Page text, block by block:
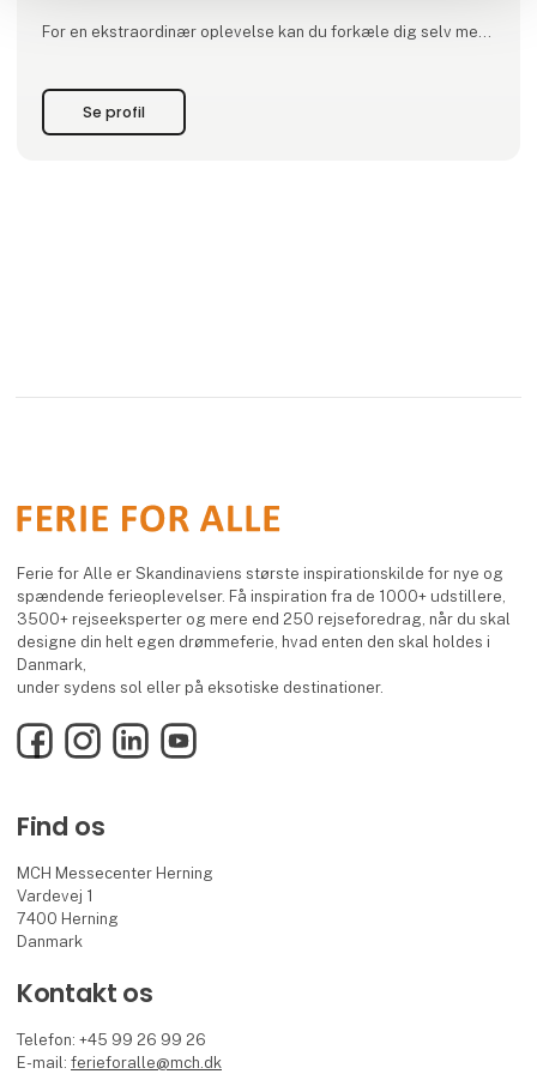
For en ekstraordinær oplevelse kan du forkæle dig selv med
app
Se profil
Ferie for Alle er Skandinaviens største inspirationskilde for nye og
spændende ferieoplevelser. Få inspiration fra de 1000+ udstillere,
3500+ rejseeksperter og mere end 250 rejseforedrag, når du skal
designe din helt egen drømmeferie, hvad enten den skal holdes i
Danmark,
under sydens sol eller på eksotiske destinationer.
FacebookInstagramLinkedInYouTube
Find os
MCH Messecenter Herning
Vardevej 1
7400 Herning
Danmark
Kontakt os
Telefon: +45 99 26 99 26
E-mail:ferieforalle@mch.dk